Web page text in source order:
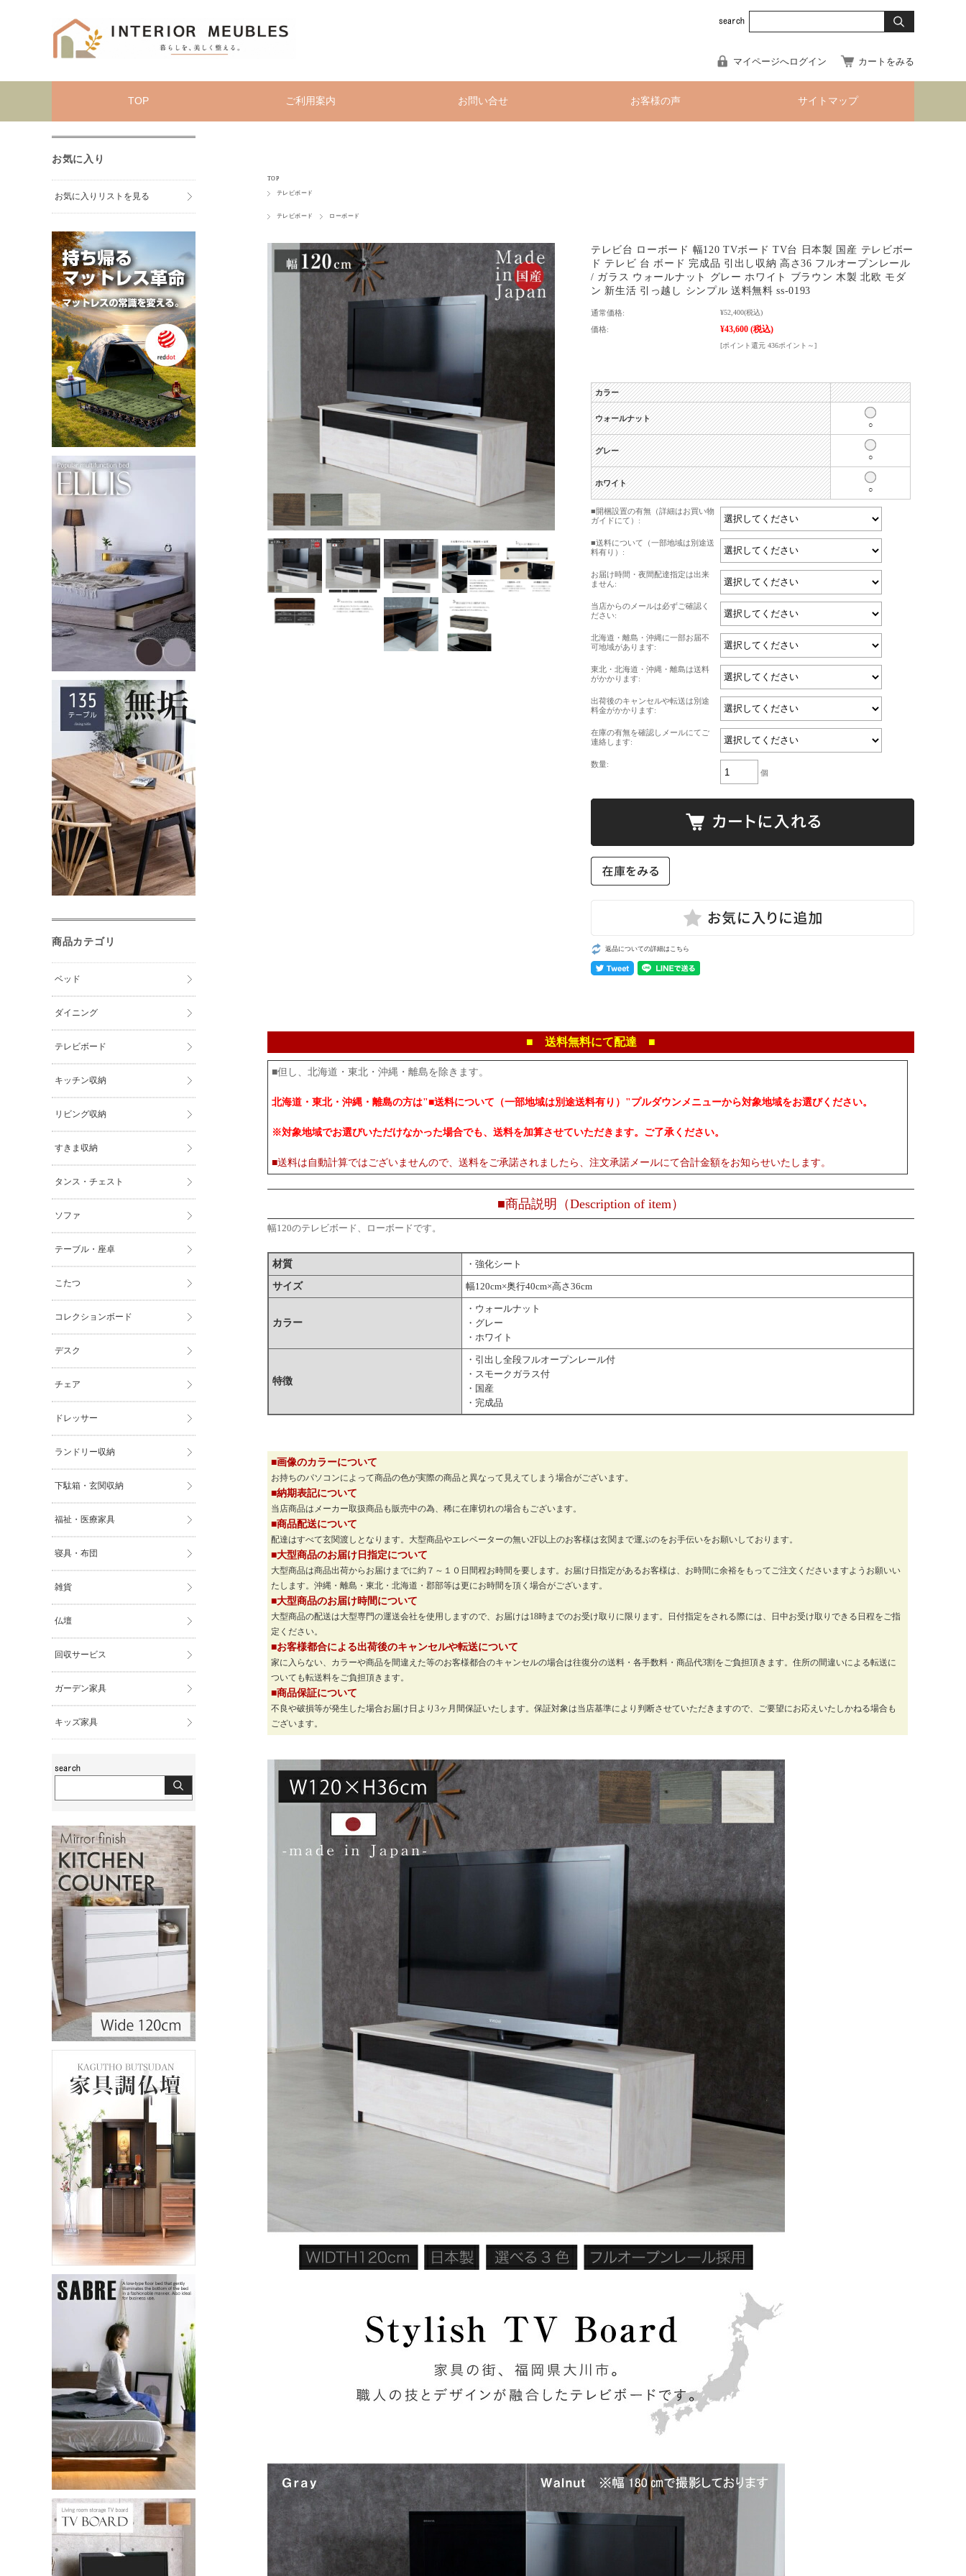
マイページへログイン カートをみる
TOP ご利用案内 お問い合せ お客様の声 サイトマップ
TOP
テレビボード
テレビボード ローボード
テレビ台 ローボード 幅120 TVボード TV台 日本製 国産 テレビボー
ド テレビ 台 ボード 完成品 引出し収納 高さ36 フルオープンレール
/ ガラス ウォールナット グレー ホワイト ブラウン 木製 北欧 モダ
ン 新生活 引っ越し シンプル 送料無料 ss-0193
通常価格: ¥52,400(税込)
価格: ¥43,600 (税込)
[ポイント還元 436ポイント～]
カラー
ウォールナット
○
グレー
○
ホワイト
○
■開梱設置の有無（詳細はお買い物
ガイドにて）:
■送料について（一部地域は別途送
料有り）:
お届け時間・夜間配達指定は出来
ません:
当店からのメールは必ずご確認く
ださい:
北海道・離島・沖縄に一部お届不
可地域があります:
東北・北海道・沖縄・離島は送料
がかかります:
出荷後のキャンセルや転送は別途
料金がかかります:
在庫の有無を確認しメールにてご
連絡します:
数量:
個
返品についての詳細はこちら
■ 送料無料にて配達 ■
■但し、北海道・東北・沖縄・離島を除きます。
北海道・東北・沖縄・離島の方は"■送料について（一部地域は別途送料有り）"プルダウンメニューから対象地域をお選びください。
※対象地域でお選びいただけなかった場合でも、送料を加算させていただきます。ご了承ください。
■送料は自動計算ではございませんので、送料をご承諾されましたら、注文承諾メールにて合計金額をお知らせいたします。
■商品説明（Description of item）
幅120のテレビボード、ローボードです。
材質 ・強化シート
サイズ 幅120cm×奥行40cm×高さ36cm
カラー
・ウォールナット
・グレー
・ホワイト
特徴
・引出し全段フルオープンレール付
・スモークガラス付
・国産
・完成品
■画像のカラーについて
お持ちのパソコンによって商品の色が実際の商品と異なって見えてしまう場合がございます。
■納期表記について
当店商品はメーカー取扱商品も販売中の為、稀に在庫切れの場合もございます。
■商品配送について
配達はすべて玄関渡しとなります。大型商品やエレベーターの無い2F以上のお客様は玄関まで運ぶのをお手伝いをお願いしております。
■大型商品のお届け日指定について
大型商品は商品出荷からお届けまでに約７～１０日間程お時間を要します。お届け日指定があるお客様は、お時間に余裕をもってご注文くださいますようお願いい
たします。沖縄・離島・東北・北海道・郡部等は更にお時間を頂く場合がございます。
■大型商品のお届け時間について
大型商品の配送は大型専門の運送会社を使用しますので、お届けは18時までのお受け取りに限ります。日付指定をされる際には、日中お受け取りできる日程をご指
定ください。
■お客様都合による出荷後のキャンセルや転送について
家に入らない、カラーや商品を間違えた等のお客様都合のキャンセルの場合は往復分の送料・各手数料・商品代3割をご負担頂きます。住所の間違いによる転送に
ついても転送料をご負担頂きます。
■商品保証について
不良や破損等が発生した場合お届け日より3ヶ月間保証いたします。保証対象は当店基準により判断させていただきますので、ご要望にお応えいたしかねる場合も
ございます。
お気に入り
お気に入りリストを見る
商品カテゴリ
ベッド
ダイニング
テレビボード
キッチン収納
リビング収納
すきま収納
タンス・チェスト
ソファ
テーブル・座卓
こたつ
コレクションボード
デスク
チェア
ドレッサー
ランドリー収納
下駄箱・玄関収納
福祉・医療家具
寝具・布団
雑貨
仏壇
回収サービス
ガーデン家具
キッズ家具